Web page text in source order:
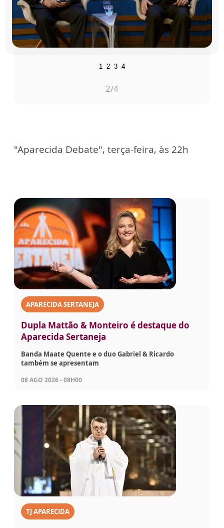
1 2 3 4
2/4
"Aparecida Debate", terça-feira, às 22h
APARECIDA SERTANEJA
Dupla Mattão & Monteiro é destaque do
Aparecida Sertaneja
Banda Maate Quente e o duo Gabriel & Ricardo
também se apresentam
08 AGO 2026 - 08H00
TJ APARECIDA